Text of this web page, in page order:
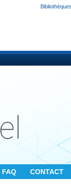
Bibliothèques
FAQ CONTACT